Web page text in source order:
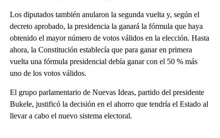
Los diputados también anularon la segunda vuelta y, según el
decreto aprobado, la presidencia la ganará la fórmula que haya
obtenido el mayor número de votos válidos en la elección. Hasta
ahora, la Constitución establecía que para ganar en primera
vuelta una fórmula presidencial debía ganar con el 50 % más
uno de los votos válidos.
El grupo parlamentario de Nuevas Ideas, partido del presidente
Bukele, justificó la decisión en el ahorro que tendría el Estado al
llevar a cabo el nuevo sistema electoral.